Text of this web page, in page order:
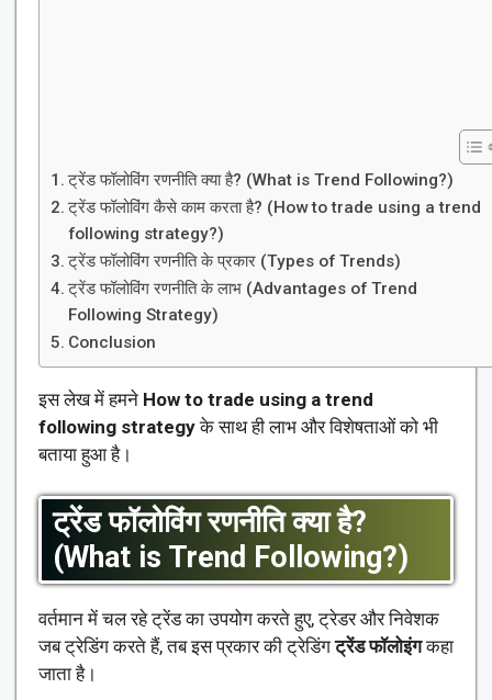
ट्रेंड फॉलोविंग रणनीति क्या है? (What is Trend Following?)
ट्रेंड फॉलोविंग कैसे काम करता है? (How to trade using a trend
following strategy?)
ट्रेंड फॉलोविंग रणनीति के प्रकार (Types of Trends)
ट्रेंड फॉलोविंग रणनीति के लाभ (Advantages of Trend
Following Strategy)
Conclusion
इस लेख में हमने How to trade using a trend
following strategyके साथ ही लाभ और विशेषताओं को भी
बताया हुआ है।
ट्रेंड फॉलोविंग रणनीति क्या है?
(What is Trend Following?)
वर्तमान में चल रहे ट्रेंड का उपयोग करते हुए, ट्रेडर और निवेशक
जब ट्रेडिंग करते हैं, तब इस प्रकार की ट्रेडिंगट्रेंड फॉलोइंगकहा
जाता है।